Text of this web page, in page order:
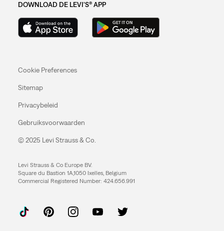
DOWNLOAD DE LEVI'S® APP
Cookie Preferences
Sitemap
Privacybeleid
Gebruiksvoorwaarden
© 2025 Levi Strauss & Co.
Levi Strauss & Co Europe BV.
Square du Bastion 1A,1050 Ixelles, Belgium
Commercial Registered Number: 424.656.991